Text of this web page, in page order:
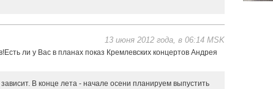
13 июня 2012 года, в 06:14 MSK
ли у Вас в планах показ Кремлевских концертов Андрея
В конце лета - начале осени планируем выпустить